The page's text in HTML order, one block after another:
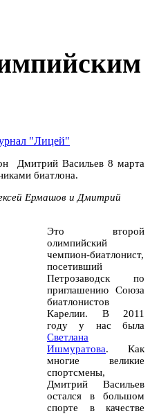
"Лицей"
Дмитрий Васильев 8 марта
биатлона.
Ермашов и Дмитрий
Это второй
олимпийский
чемпион-биатлонист,
посетивший
Петрозаводск по
приглашению Союза
биатлонистов
Карелии. В 2011
году у нас была
Светлана
Ишмуратова. Как
многие великие
спортсмены,
Дмитрий Васильев
остался в большом
спорте в качестве